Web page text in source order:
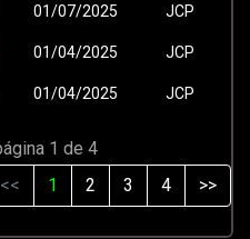
01/07/2025 JCP
01/04/2025 JCP
01/04/2025 JCP
1 de 4
<<
1 2 3 4 >>